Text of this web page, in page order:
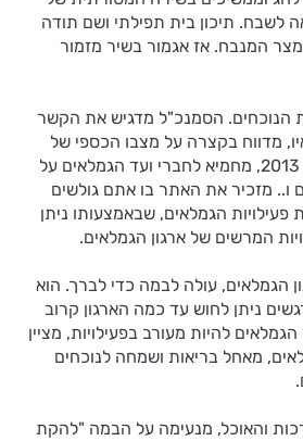
לשבח. תיכון בית תפילתי ושם תודה
המנבח. אז אגמור בשיר מזמור
הנוכחים. הסמנכ"ל מדגיש את הקשר
מדווח בקצרה על מצבו הכספי של
הבנק והתוכניות לשנת 2013, מחמיא לחברי ועד הגמלאים על
ו.. מזכיר את האתר בו אתם גולשים
הגמלאים, שבאמצעותו ניתן
המרשים של ארגון הגמלאים.
הגמלאים, עולה לבמה כדי לברך. הוא
ניתן לחוש עד כמה הארגון קרוב
להיות מעורב בפעילויות, מציין
מאחל בריאות ושמחה לנוכחים
והאוכל, מנעימה על הבמה "להקת